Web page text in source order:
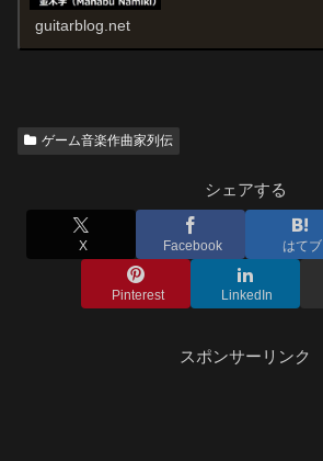
guitarblog.net
ゲーム音楽作曲家列伝
シェアする
X Facebook はてブ
Pinterest LinkedIn
スポンサーリンク